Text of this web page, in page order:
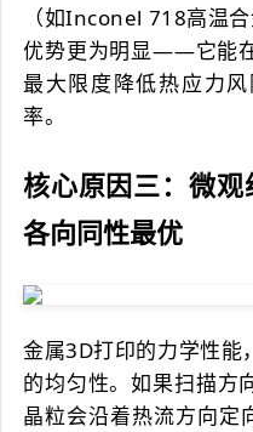
（如Inconel 718高温
优势更为明显——它能
最大限度降低热应力
率。
核心原因三：微
各向同性最优
金属3D打印的力学性能
的均匀性。如果扫描方
晶粒会沿着热流方向定